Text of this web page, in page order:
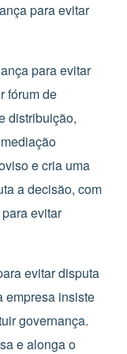
para evitar
para evitar
fórum de
distribuição,
e cria uma
a decisão, com
evitar
evitar disputa
empresa insiste
governança.
e alonga o